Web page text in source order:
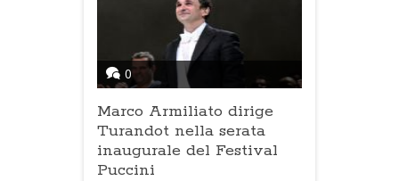
0
Marco Armiliato dirige
Turandot nella serata
inaugurale del Festival
Puccini